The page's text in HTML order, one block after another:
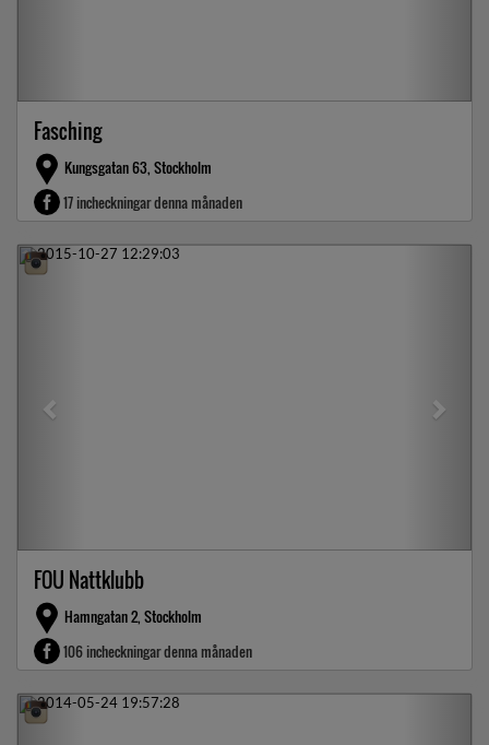
Fasching
Kungsgatan 63, Stockholm
17 incheckningar denna månaden
Previous
FOU Nattklubb
Hamngatan 2, Stockholm
106 incheckningar denna månaden
Previous